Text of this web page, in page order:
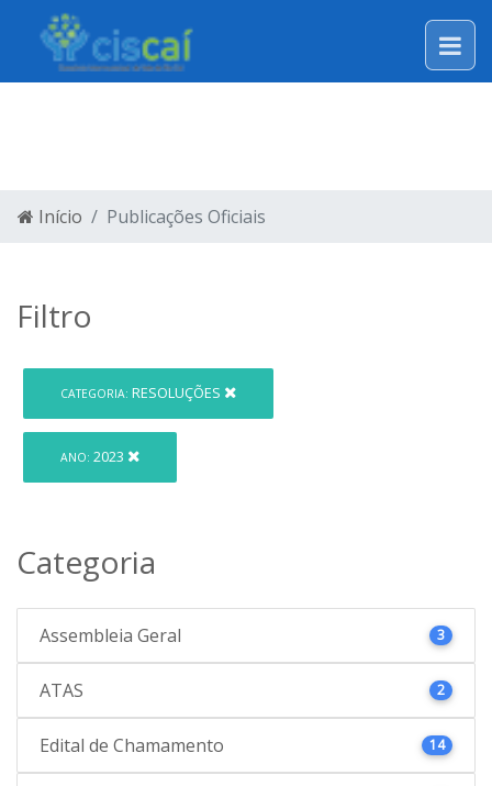
Início Publicações Oficiais
Filtro
CATEGORIA: RESOLUÇÕES
ANO: 2023
Categoria
Assembleia Geral 3
ATAS 2
Edital de Chamamento 14